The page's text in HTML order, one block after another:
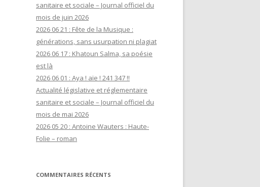
sanitaire et sociale – Journal officiel du
mois de juin 2026
2026 06 21 : Fête de la Musique :
générations, sans usurpation ni plagiat
2026 06 17 : Khatoun Salma, sa poésie
est là
2026 06 01 : Aya ! aïe ! 241 347 !!
Actualité législative et réglementaire
sanitaire et sociale – Journal officiel du
mois de mai 2026
2026 05 20 : Antoine Wauters : Haute-
Folie – roman
COMMENTAIRES RÉCENTS